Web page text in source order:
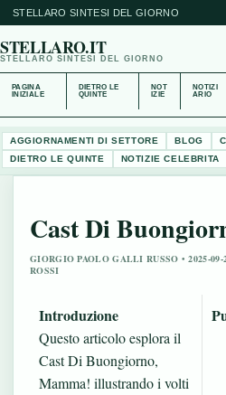
STELLARO SINTESI DEL GIORNO
STELLARO.IT
STELLARO SINTESI DEL GIORNO
PAGINA
INIZIALE
DIETRO LE
QUINTE
NOT
IZIE
NOTIZI
ARIO
AGGIORNAMENTI DI SETTORE BLOG
DIETRO LE QUINTE
NOTIZIE CELEBRITA
Cast Di
GIORGIO PAOLO GALLI RUSSO • 2025-
ROSSI
Introduzione
Questo articolo esplora il
Cast Di Buongiorno,
Mamma! illustrando i volti